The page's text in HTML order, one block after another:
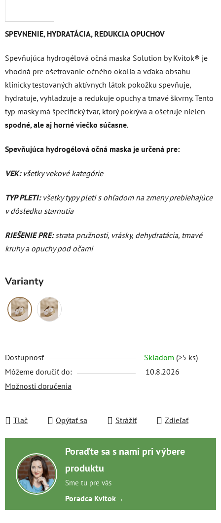
SPEVNENIE, HYDRATÁCIA, REDUKCIA OPUCHOV
Spevňujúca hydrogélová očná maska Solution by Kvitok® je
vhodná pre ošetrovanie očného okolia a vďaka obsahu
klinicky testovaných aktívnych látok pokožku spevňuje,
hydratuje, vyhladzuje a redukuje opuchy a tmavé škvrny. Tento
typ masky má špecifický tvar, ktorý pokrýva a ošetruje nielen
spodné, ale aj horné viečko súčasne.
Spevňujúca hydrogélová očná maska je určená pre:
VEK:všetky vekové kategórie
TYP PLETI:všetky typy pleti s ohľadom na zmeny prebiehajúce
v dôsledku starnutia
RIEŠENIE PRE: strata pružnosti, vrásky, dehydratácia, tmavé
kruhy a opuchy pod očami
Varianty
Dostupnosť Skladom (>5 ks)
Môžeme doručiť do:
10.8.2026
Možnosti doručenia
Tlač Opýtať sa Strážiť Zdieľať
Poraďte sa s nami pri výbere
produktu
Sme tu pre vás
Poradca Kvitok→